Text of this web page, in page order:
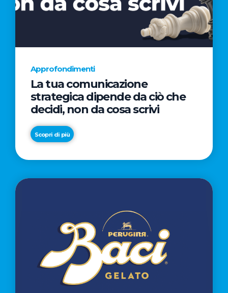
AL
CINEMA
NELLA
CAMPAGNA
REGISTA
PREMIO
OSCAR®
Approfondimenti
La tua comunicazione
strategica dipende da ciò che
decidi, non da cosa scrivi
Scopri di più